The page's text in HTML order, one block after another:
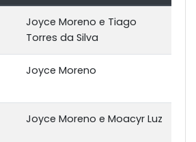
Joyce Moreno e Tiago
Torres da Silva
Joyce Moreno
Joyce Moreno e Moacyr Luz